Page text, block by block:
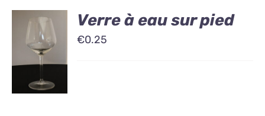
Verre à eau sur pied
€0.25